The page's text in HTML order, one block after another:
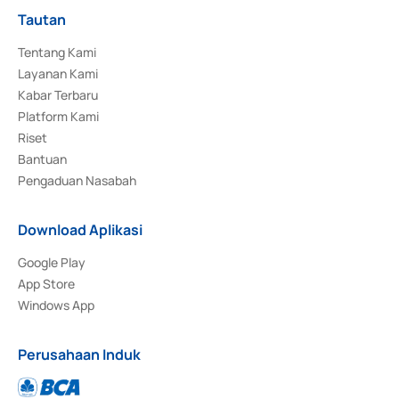
Tautan
Tentang Kami
Layanan Kami
Kabar Terbaru
Platform Kami
Riset
Bantuan
Pengaduan Nasabah
Download Aplikasi
Google Play
App Store
Windows App
Perusahaan Induk